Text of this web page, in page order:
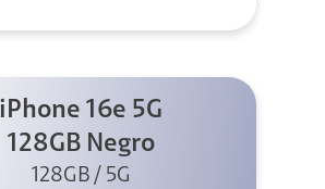
iPhone 16e 5G
128GB Negro
128GB / 5G